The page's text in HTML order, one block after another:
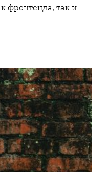
фронтенда, так и